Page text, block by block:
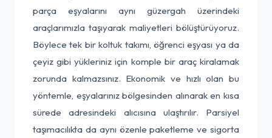
parça eşyalarını aynı güzergah üzerindeki
araçlarımızla taşıyarak maliyetleri bölüştürüyoruz.
Böylece tek bir koltuk takımı, öğrenci eşyası ya da
çeyiz gibi yükleriniz için komple bir araç kiralamak
zorunda kalmazsınız. Ekonomik ve hızlı olan bu
yöntemle, eşyalarınız bölgesinden alınarak en kısa
sürede adresindeki alıcısına ulaştırılır. Parsiyel
taşımacılıkta da aynı özenle paketleme ve sigorta